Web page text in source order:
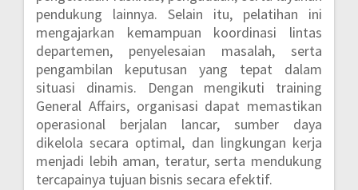
pendukung lainnya. Selain itu, pelatihan ini
mengajarkan kemampuan koordinasi lintas
departemen, penyelesaian masalah, serta
pengambilan keputusan yang tepat dalam
situasi dinamis. Dengan mengikuti training
General Affairs, organisasi dapat memastikan
operasional berjalan lancar, sumber daya
dikelola secara optimal, dan lingkungan kerja
menjadi lebih aman, teratur, serta mendukung
tercapainya tujuan bisnis secara efektif.